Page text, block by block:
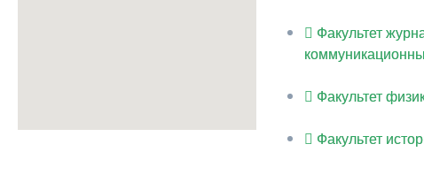
Факультет
Факультет
Факультет